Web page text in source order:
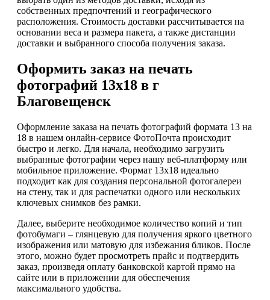
собственных предпочтений и географического
расположения. Стоимость доставки рассчитывается на
основании веса и размера пакета, а также дистанции
доставки и выбранного способа получения заказа.
Оформить заказ на печать
фотографий 13х18 в г
Благовещенск
Оформление заказа на печать фотографий формата 13 на
18 в нашем онлайн-сервисе ФотоПочта происходит
быстро и легко. Для начала, необходимо загрузить
выбранные фотографии через нашу веб-платформу или
мобильное приложение. Формат 13х18 идеально
подходит как для создания персональной фотогалереи
на стену, так и для распечатки одного или нескольких
ключевых снимков без рамки.
Далее, выберите необходимое количество копий и тип
фотобумаги – глянцевую для получения яркого цветного
изображения или матовую для избежания бликов. После
этого, можно будет просмотреть прайс и подтвердить
заказ, произведя оплату банковской картой прямо на
сайте или в приложении для обеспечения
максимального удобства.